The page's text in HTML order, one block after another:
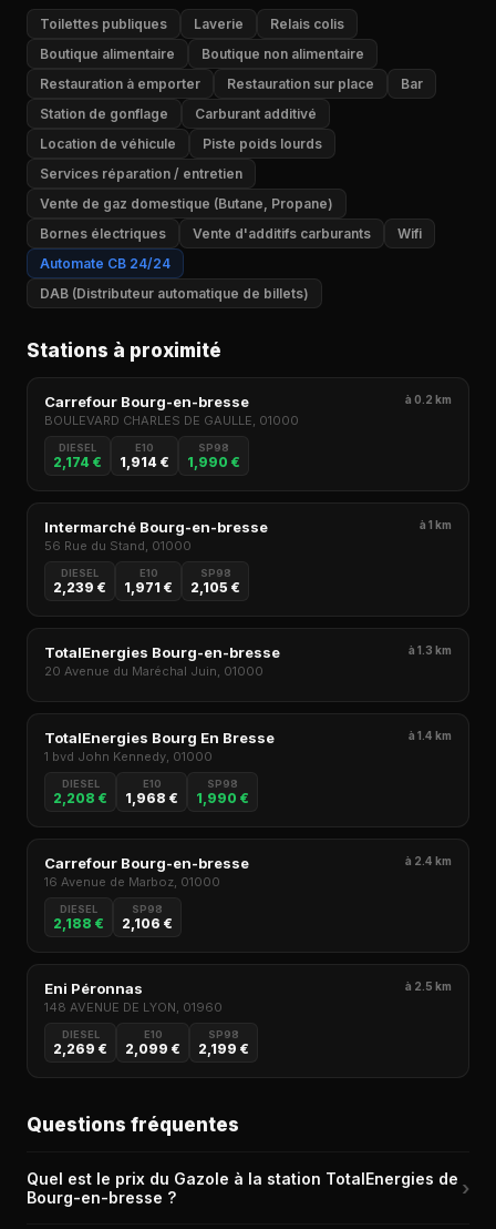
Toilettes publiques Laverie
Relais colis
Boutique alimentaire
Boutique non alimentaire
Restauration à emporter
Restauration sur place
Bar
Station de gonflage
Carburant additivé
Location de véhicule
Piste poids lourds
Services réparation / entretien
Vente de gaz domestique (Butane, Propane)
Bornes électriques
Vente d'additifs carburants
Wifi
Automate CB 24/24
DAB (Distributeur automatique de billets)
Stations à proximité
Carrefour Bourg-en-bresse à 0.2 km
BOULEVARD CHARLES DE GAULLE, 01000
DIESEL
2,174 €
E10
1,914 €
SP98
1,990 €
Intermarché Bourg-en-bresse à 1 km
56 Rue du Stand, 01000
DIESEL
2,239 €
E10
1,971 €
SP98
2,105 €
TotalEnergies Bourg-en-bresse à 1.3 km
20 Avenue du Maréchal Juin, 01000
TotalEnergies Bourg En Bresse à 1.4 km
1 bvd John Kennedy, 01000
DIESEL
2,208 €
E10
1,968 €
SP98
1,990 €
Carrefour Bourg-en-bresse à 2.4 km
16 Avenue de Marboz, 01000
DIESEL
2,188 €
SP98
2,106 €
Eni Péronnas à 2.5 km
148 AVENUE DE LYON, 01960
DIESEL
2,269 €
E10
2,099 €
SP98
2,199 €
Questions fréquentes
Quel est le prix du Gazole à la station TotalEnergies de
Bourg-en-bresse ?
›